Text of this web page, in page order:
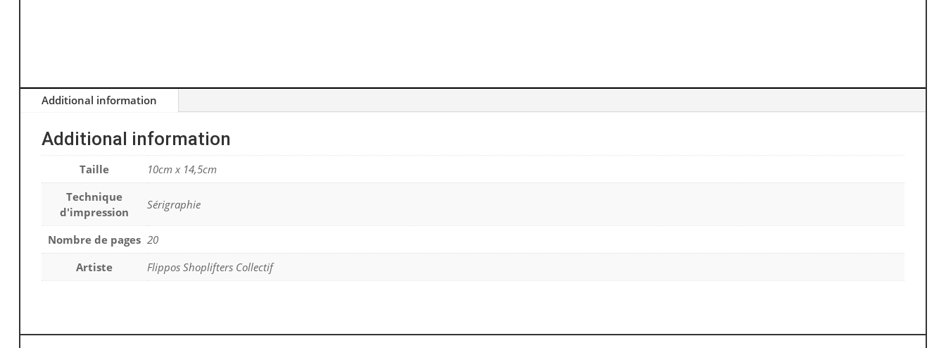
Additional information
Additional information
Taille
10cm x 14,5cm
Technique
d'impression
Sérigraphie
Nombre de pages 20
Artiste
Flippos Shoplifters Collectif